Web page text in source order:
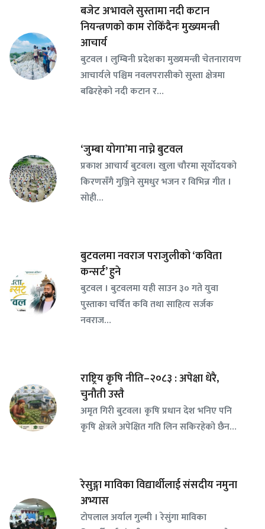
बजेट अभावले सुस्तामा नदी कटान
नियन्त्रणको काम रोकिँदैनः मुख्यमन्त्री
आचार्य
बुटवल । लुम्बिनी प्रदेशका मुख्यमन्त्री चेतनारायण
आचार्यले पश्चिम नवलपरासीको सुस्ता क्षेत्रमा
बढिरहेको नदी कटान र…
‘जुम्बा योगा’मा नाच्ने बुटवल
प्रकाश आचार्य बुटवल। खुला चौरमा सूर्योदयको
किरणसँगै गुञ्जिने सुमधुर भजन र विभिन्न गीत ।
सोही…
बुटवलमा नवराज पराजुलीको ‘कविता
कन्सर्ट’ हुने
बुटवल । बुटवलमा यही साउन ३० गते युवा
पुस्ताका चर्चित कवि तथा साहित्य सर्जक
नवराज…
राष्ट्रिय कृषि नीति–२०८३ : अपेक्षा धेरै,
चुनौती उस्तै
अमृत गिरी बुटवल। कृषि प्रधान देश भनिए पनि
कृषि क्षेत्रले अपेक्षित गति लिन सकिरहेको छैन…
रेसुङ्गा माविका विद्यार्थीलाई संसदीय नमुना
अभ्यास
टोपलाल अर्याल गुल्मी । रेसुंगा माविका